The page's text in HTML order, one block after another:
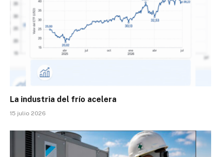
La industria del frío acelera
15 julio 2026